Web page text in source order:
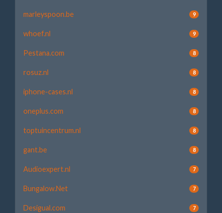
marleyspoon.be 9
whoef.nl 9
Pestana.com 8
rosuz.nl 8
iphone-cases.nl 8
oneplus.com 8
toptuincentrum.nl 8
gant.be 8
Audioexpert.nl 7
Bungalow.Net 7
Desigual.com 7